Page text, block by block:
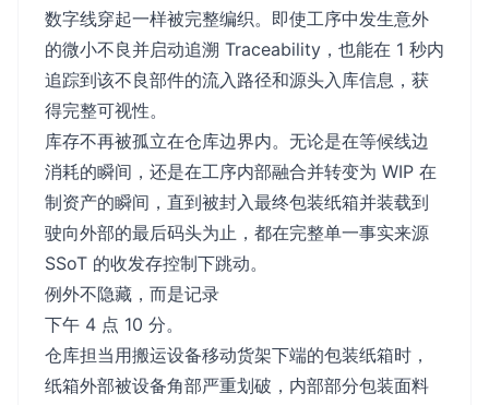
数字线穿起一样被完整编织。即使工序中发生意外
的微小不良并启动追溯 Traceability，也能在 1 秒内
追踪到该不良部件的流入路径和源头入库信息，获
得完整可视性。
库存不再被孤立在仓库边界内。无论是在等候线边
消耗的瞬间，还是在工序内部融合并转变为 WIP 在
制资产的瞬间，直到被封入最终包装纸箱并装载到
驶向外部的最后码头为止，都在完整单一事实来源
SSoT 的收发存控制下跳动。
例外不隐藏，而是记录
下午 4 点 10 分。
仓库担当用搬运设备移动货架下端的包装纸箱时，
纸箱外部被设备角部严重划破，内部部分包装面料